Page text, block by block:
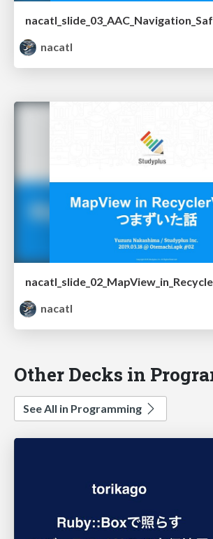
nacatl
nacatl
Other Decks in
See All in Programming